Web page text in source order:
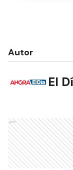
Autor
El
Ads